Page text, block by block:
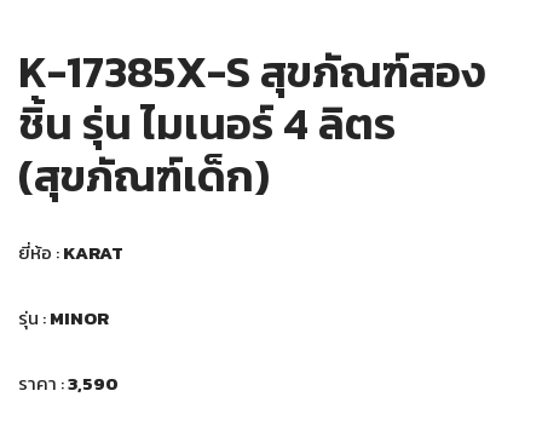
K-17385X-S สุขภัณฑ์สอง
ชิ้น รุ่น ไมเนอร์ 4 ลิตร
(สุขภัณฑ์เด็ก)
ยี่ห้อ :KARAT
รุ่น :MINOR
ราคา :3,590